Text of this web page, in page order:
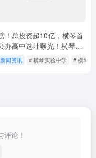
工作站分站申报
！总投资超10亿，横琴首
办高中选址曝光！横琴实
学9月开学，首招100人
新闻资讯 # 横琴实验中学 # 横琴
论！